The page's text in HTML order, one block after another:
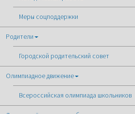
Меры соцподдержки
Родители
Городской родительский совет
Олимпиадное движение
Всероссийская олимпиада школьников